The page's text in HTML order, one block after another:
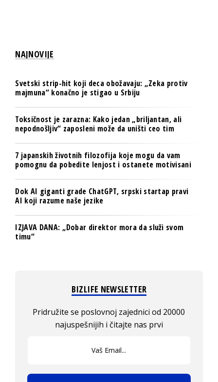
NAJNOVIJE
Svetski strip-hit koji deca obožavaju: „Zeka protiv
majmuna“ konačno je stigao u Srbiju
Toksičnost je zarazna: Kako jedan „briljantan, ali
nepodnošljiv“ zaposleni može da uništi ceo tim
7 japanskih životnih filozofija koje mogu da vam
pomognu da pobedite lenjost i ostanete motivisani
Dok AI giganti grade ChatGPT, srpski startap pravi
AI koji razume naše jezike
IZJAVA DANA: „Dobar direktor mora da služi svom
timu“
BIZLIFE NEWSLETTER
Pridružite se poslovnoj zajednici od 20000
najuspešnijih i čitajte nas prvi